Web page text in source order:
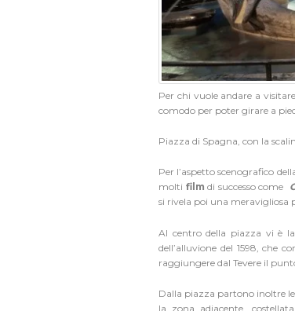
Per chi vuole andare a visitare
comodo per poter girare a
Piazza di Spagna, con la
Per l’aspetto scenografico
molti film di successo come
si rivela poi una meravigliosa
Al centro della piazza vi è
dell’alluvione del 1598, che
raggiungere dal Tevere il
Dalla piazza partono inoltre
la zona adiacente,